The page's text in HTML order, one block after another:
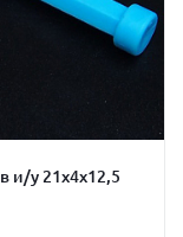
и/у 21х4х12,5